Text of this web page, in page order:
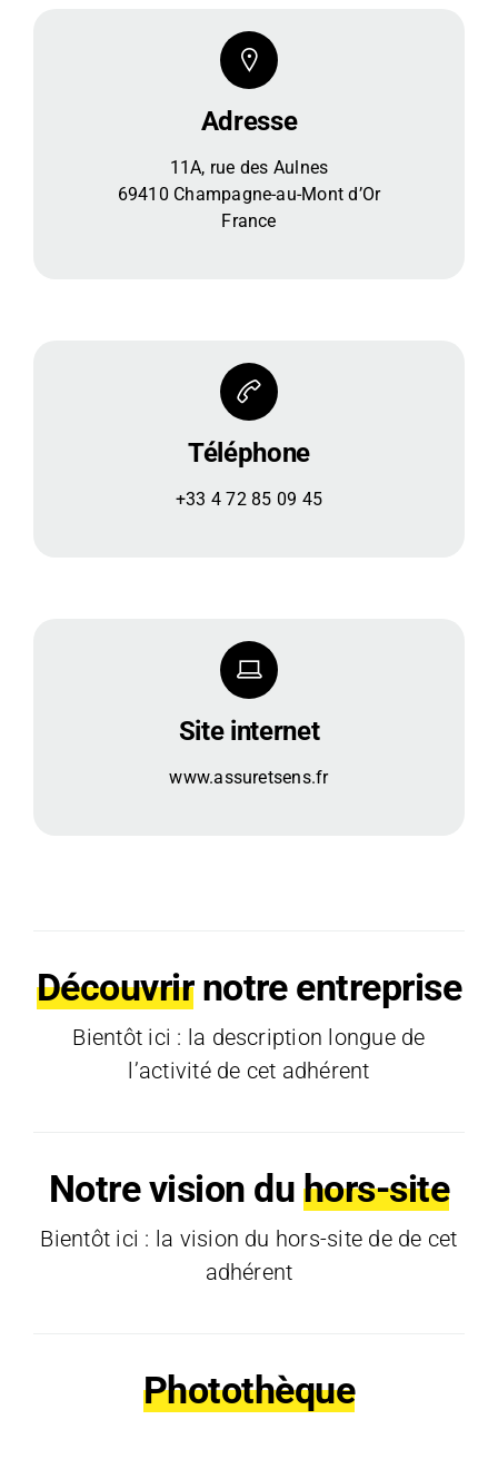
Adresse
11A, rue des Aulnes
69410 Champagne-au-Mont d’Or
France
Téléphone
+33 4 72 85 09 45
Site internet
www.assuretsens.fr
Découvrirnotre entreprise
Bientôt ici : la description longue de
l’activité de cet adhérent
Notre vision du hors-site
Bientôt ici : la vision du hors-site de de cet
adhérent
Photothèque